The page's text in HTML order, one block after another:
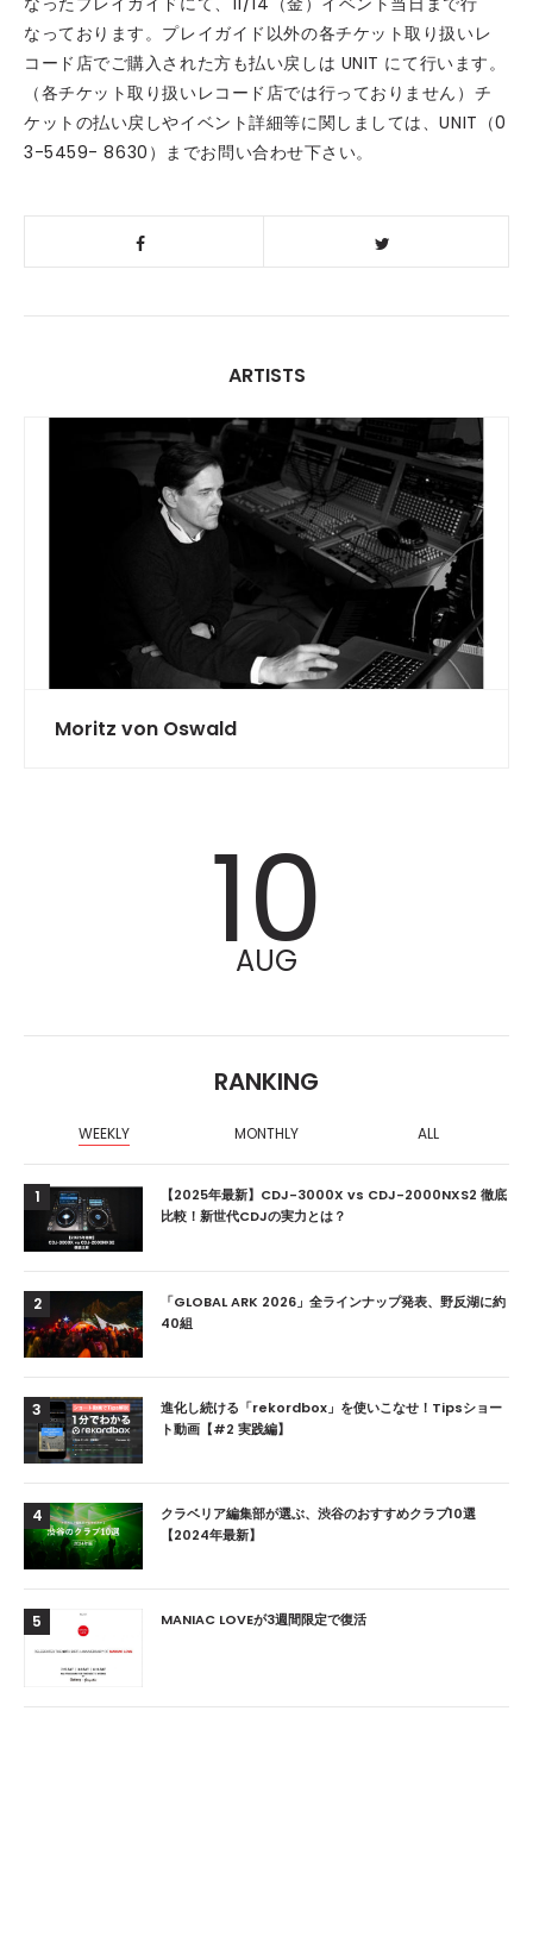
なっております。プレイガイド以外の各チケット取り扱いレ
コード店でご購入された方も払い戻しは UNIT にて行います。
（各チケット取り扱いレコード店では行っておりません）チ
ケットの払い戻しやイベント詳細等に関しましては、UNIT（0
3-5459- 8630）までお問い合わせ下さい。
ARTISTS
Moritz von Oswald
10
AUG
RANKING
WEEKLY MONTHLY ALL
1
【2025年最新】CDJ-3000X vs CDJ-2000NXS2 徹底
比較！新世代CDJの実力とは？
2
「GLOBAL ARK 2026」全ラインナップ発表、野反湖に約
40組
3
進化し続ける「rekordbox」を使いこなせ！Tipsショー
ト動画【#2 実践編】
4
クラベリア編集部が選ぶ、渋谷のおすすめクラブ10選
【2024年最新】
5 MANIAC LOVEが3週間限定で復活